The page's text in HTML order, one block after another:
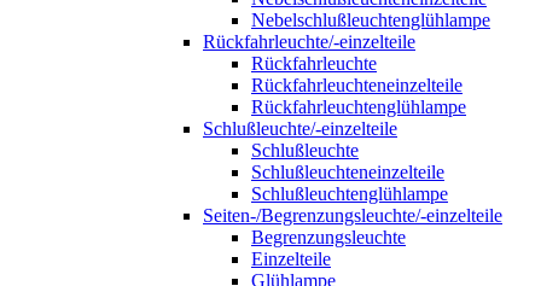
Nebelschlußleuchtenglühlampe
Rückfahrleuchte/-einzelteile
Rückfahrleuchte
Rückfahrleuchteneinzelteile
Rückfahrleuchtenglühlampe
Schlußleuchte/-einzelteile
Schlußleuchte
Schlußleuchteneinzelteile
Schlußleuchtenglühlampe
Seiten-/Begrenzungsleuchte/-einzelteile
Begrenzungsleuchte
Einzelteile
Glühlampe